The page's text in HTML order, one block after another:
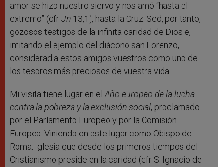
amor se hizo nuestro siervo y nos amó “hasta el
extremo” (cfrJn 13,1), hasta la Cruz. Sed, por tanto,
gozosos testigos de la infinita caridad de Dios e,
imitando el ejemplo del diácono san Lorenzo,
considerad a estos amigos vuestros como uno de
los tesoros más preciosos de vuestra vida.
Mi visita tiene lugar en elAño europeo de la lucha
contra la pobreza y la exclusión social, proclamado
por el Parlamento Europeo y por la Comisión
Europea. Viniendo en este lugar como Obispo de
Roma, Iglesia que desde los primeros tiempos del
Cristianismo preside en la caridad (cfr S. Ignacio de